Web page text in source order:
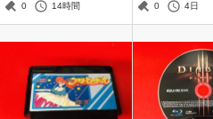
0
14時間
0
4日